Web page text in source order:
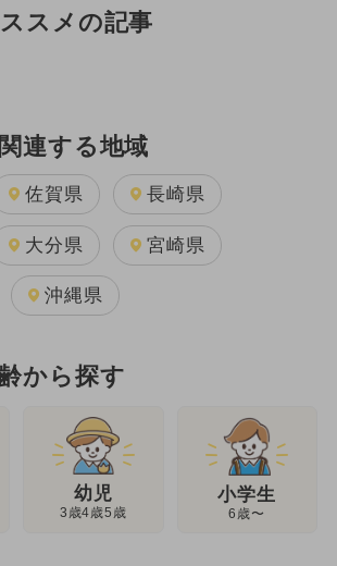
スメの記事
連する地域
佐賀県 長崎県
大分県 宮崎県
沖縄県
から探す
幼児
3歳4歳5歳
小学生
6歳〜